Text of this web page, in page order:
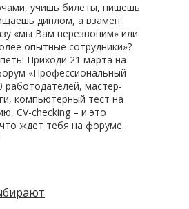
учишь билеты, пишешь
диплом, а взамен
«мы Вам перезвоним» или
опытные сотрудники»?
Приходи 21 марта на
«Профессиональный
работодателей, мастер-
компьютерный тест на
CV-checking – и это
ждет тебя на форуме.